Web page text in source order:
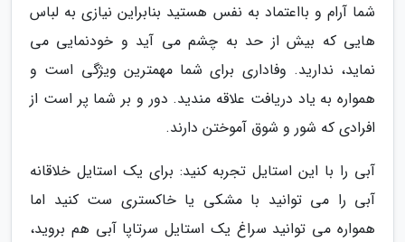
شما آرام و بااعتماد به نفس هستید بنابراین نیازی به لباس
هایی که بیش از حد به چشم می آید و خودنمایی می
نماید، ندارید. وفاداری برای شما مهمترین ویژگی است و
همواره به یاد دریافت علاقه مندید. دور و بر شما پر است از
افرادی که شور و شوق آموختن دارند.
آبی را با این استایل تجربه کنید: برای یک استایل خلاقانه
آبی را می توانید با مشکی یا خاکستری ست کنید اما
همواره می توانید سراغ یک استایل سرتاپا آبی هم بروید،